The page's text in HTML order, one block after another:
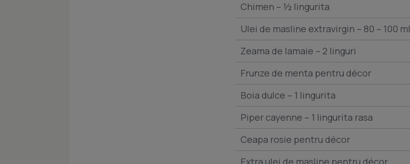
Chimen – ½ lingurita
Ulei de masline extravirgin – 80 – 100 ml
Zeama de lamaie – 2 linguri
Frunze de menta pentru décor
Boia dulce – 1 lingurita
Piper cayenne – 1 lingurita rasa
Ceapa rosie pentru décor